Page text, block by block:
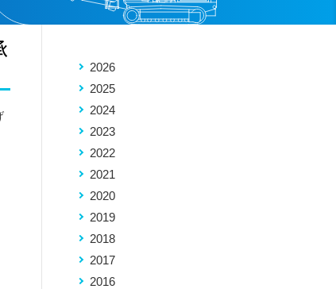
2026
2025
2024
2023
2022
2021
2020
2019
2018
2017
2016